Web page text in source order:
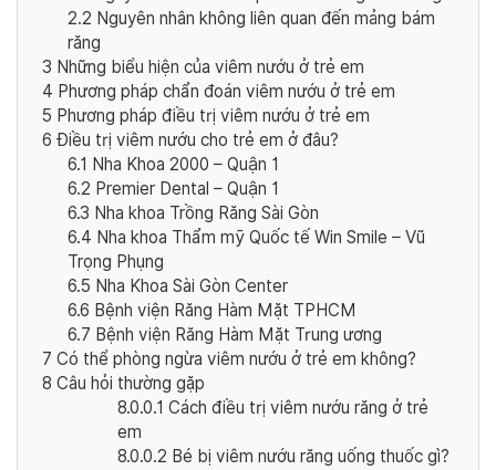
2.2 Nguyên nhân không liên quan đến mảng bám
răng
3 Những biểu hiện của viêm nướu ở trẻ em
4 Phương pháp chẩn đoán viêm nướu ở trẻ em
5 Phương pháp điều trị viêm nướu ở trẻ em
6 Điều trị viêm nướu cho trẻ em ở đâu?
6.1 Nha Khoa 2000 – Quận 1
6.2 Premier Dental – Quận 1
6.3 Nha khoa Trồng Răng Sài Gòn
6.4 Nha khoa Thẩm mỹ Quốc tế Win Smile – Vũ
Trọng Phụng
6.5 Nha Khoa Sài Gòn Center
6.6 Bệnh viện Răng Hàm Mặt TPHCM
6.7 Bệnh viện Răng Hàm Mặt Trung ương
7 Có thể phòng ngừa viêm nướu ở trẻ em không?
8 Câu hỏi thường gặp
8.0.0.1 Cách điều trị viêm nướu răng ở trẻ
em
8.0.0.2 Bé bị viêm nướu răng uống thuốc gì?